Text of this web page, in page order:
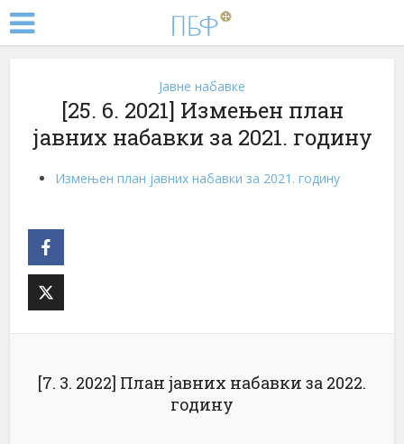
Јавне набавке
[25. 6. 2021] Измењен план
јавних набавки за 2021. годину
Измењен план јавних набавки за 2021. годину
[7. 3. 2022] План јавних набавки за 2022.
годину